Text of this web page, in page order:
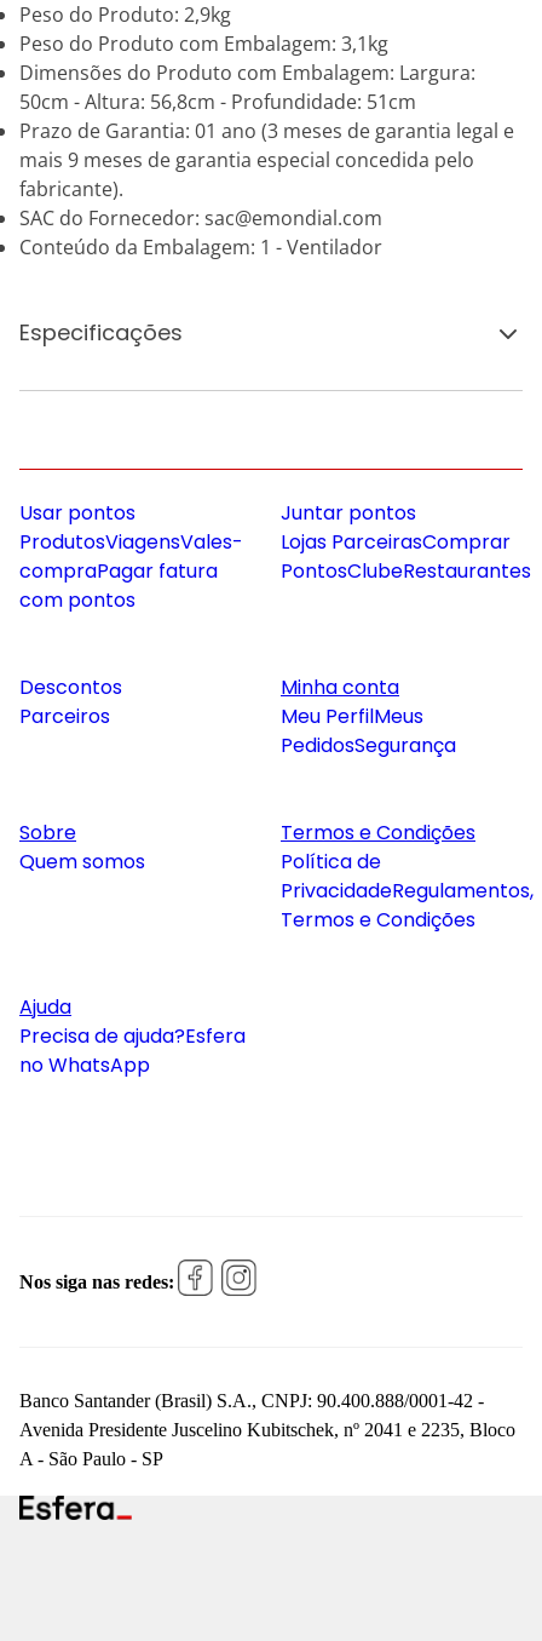
Peso do Produto: 2,9kg
Peso do Produto com Embalagem: 3,1kg
Dimensões do Produto com Embalagem: Largura:
50cm - Altura: 56,8cm - Profundidade: 51cm
Prazo de Garantia: 01 ano (3 meses de garantia legal e
mais 9 meses de garantia especial concedida pelo
fabricante).
SAC do Fornecedor: sac@emondial.com
Conteúdo da Embalagem: 1 - Ventilador
Especificações
Usar pontos
ProdutosViagensVales-
compraPagar fatura
com pontos
Juntar pontos
Lojas ParceirasComprar
PontosClubeRestaurantes
Descontos
Parceiros
Minha conta
Meu PerfilMeus
PedidosSegurança
Sobre
Quem somos
Termos e Condições
Política de
PrivacidadeRegulamentos,
Termos e Condições
Ajuda
Precisa de ajuda?Esfera
no WhatsApp
Nos siga nas redes:
Banco Santander (Brasil) S.A., CNPJ: 90.400.888/0001-42 -
Avenida Presidente Juscelino Kubitschek, nº 2041 e 2235, Bloco
A - São Paulo - SP